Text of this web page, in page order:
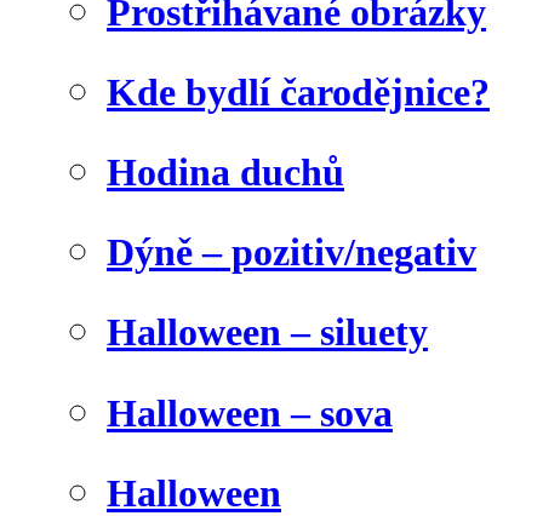
Prostřihávané obrázky
Kde bydlí čarodějnice?
Hodina duchů
Dýně – pozitiv/negativ
Halloween – siluety
Halloween – sova
Halloween